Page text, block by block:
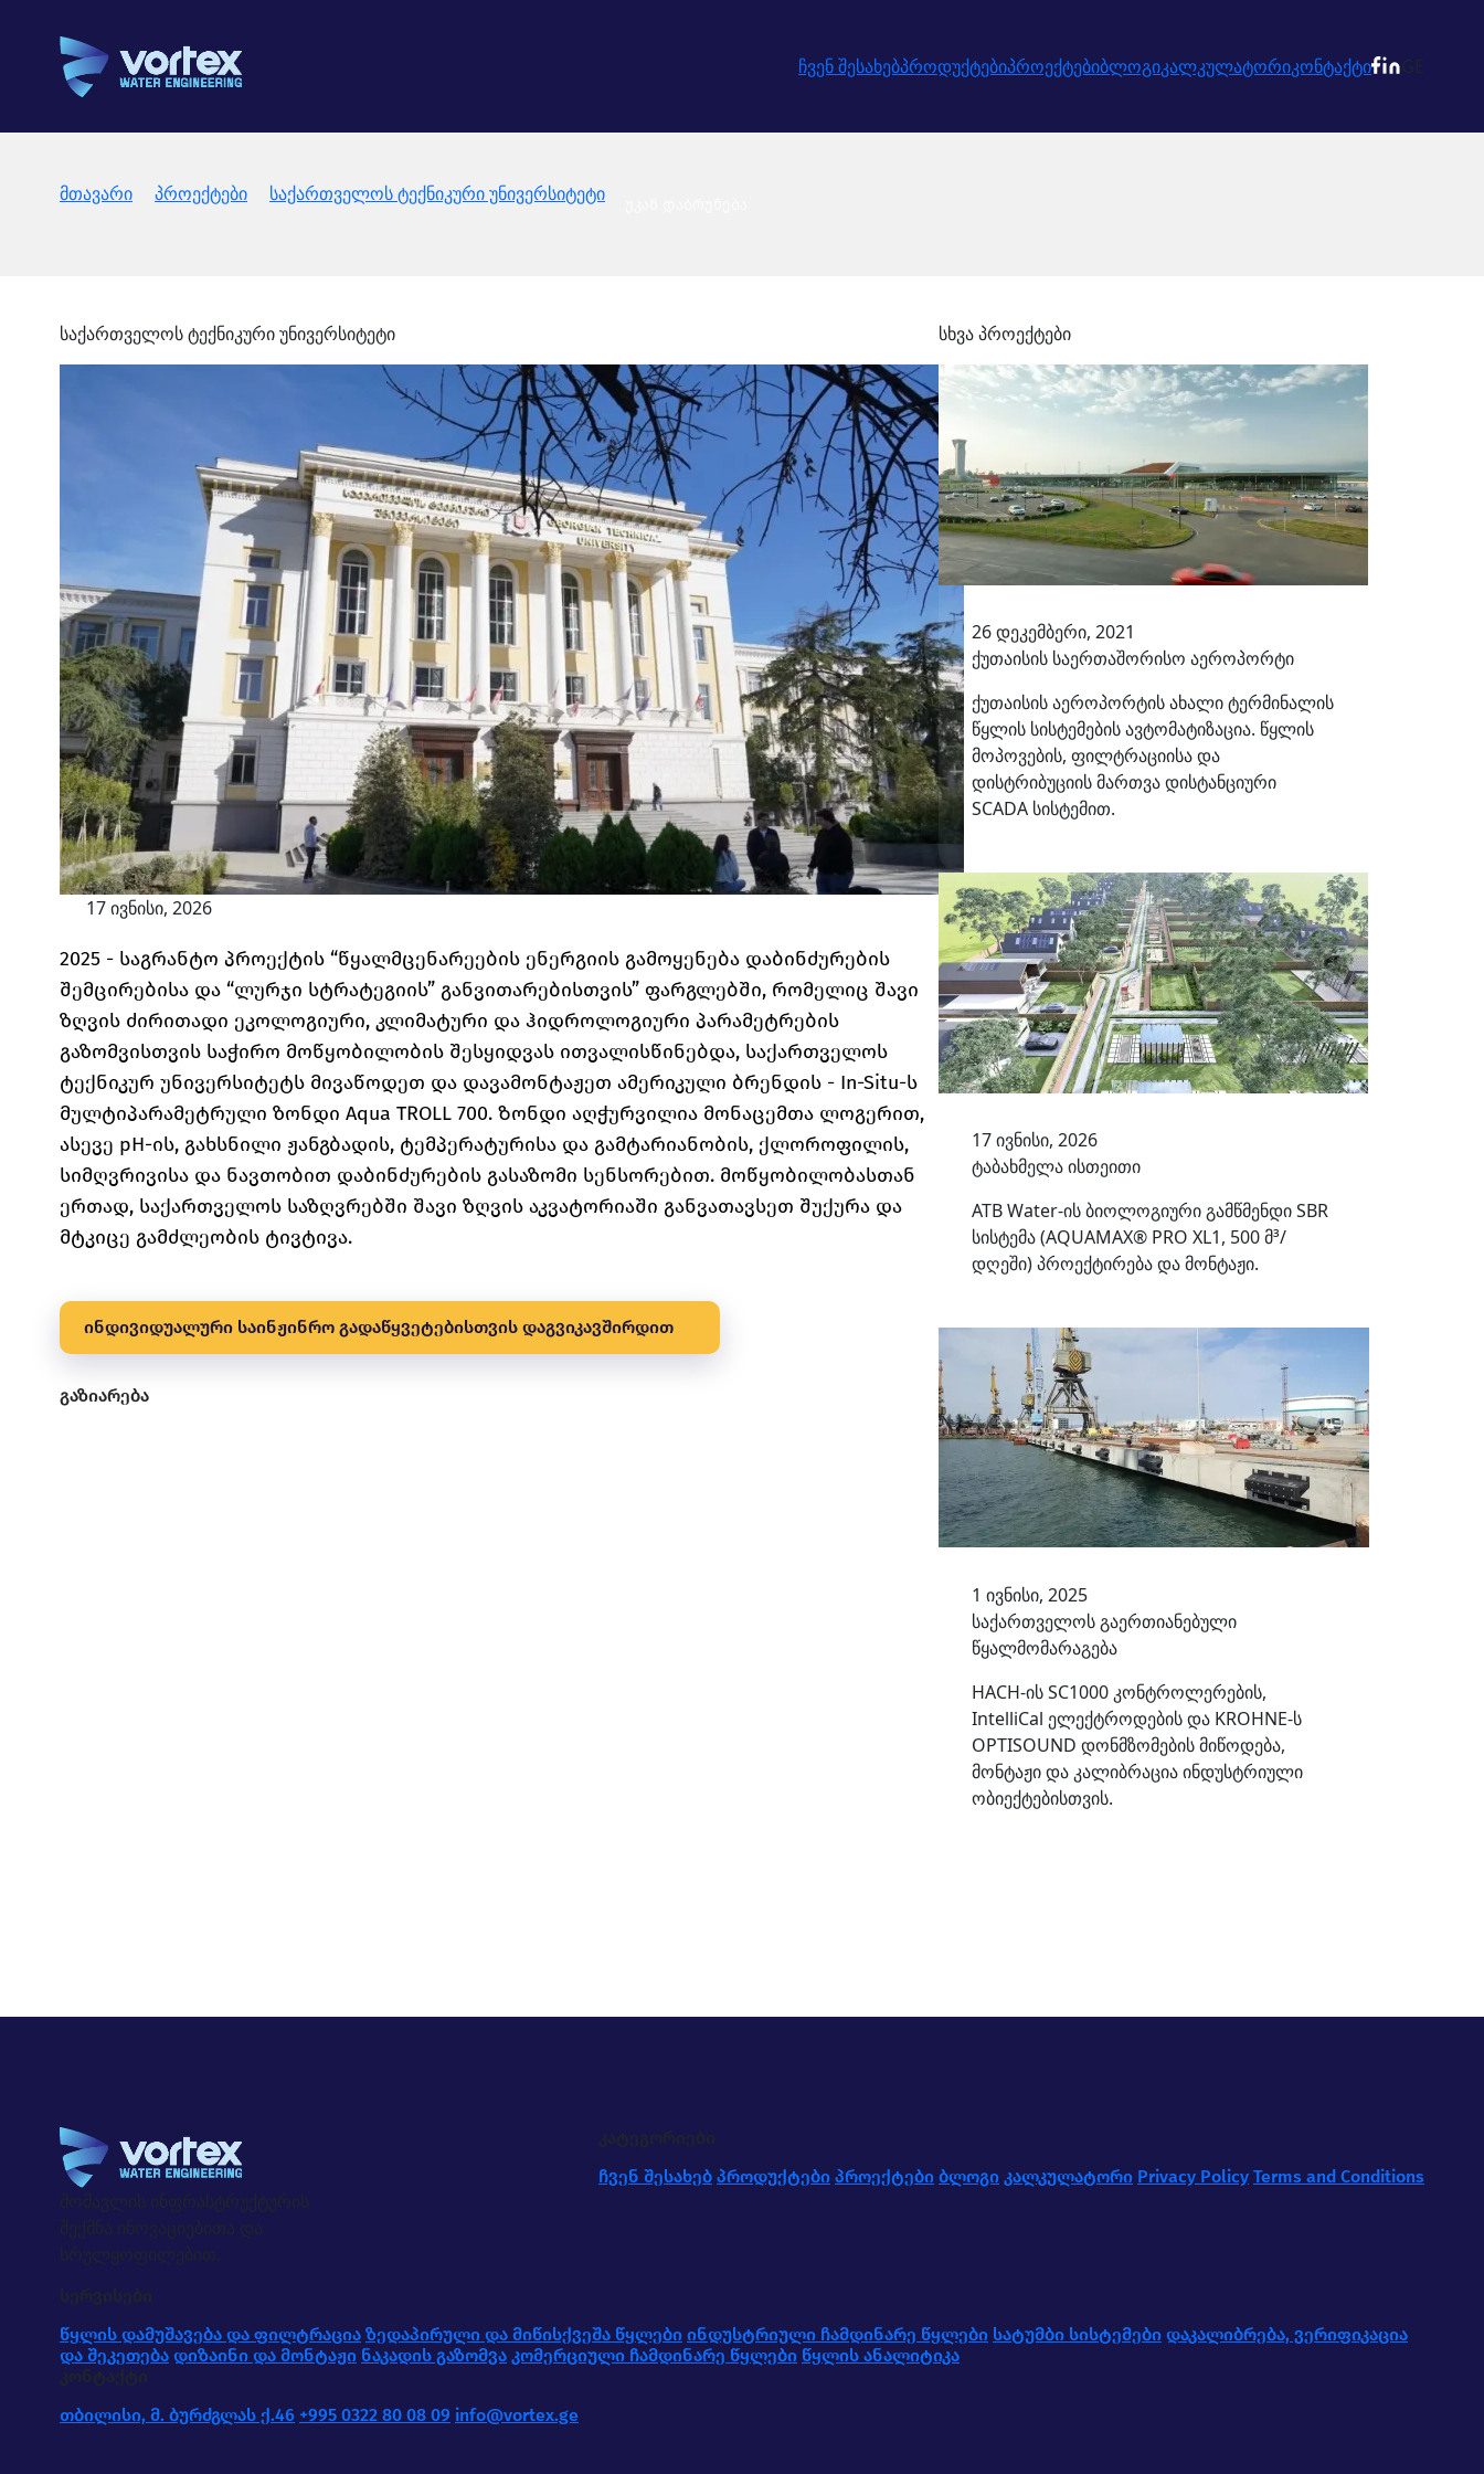
ჩვენ შესახებპროდუქტებიპროექტებიბლოგიკალკულატორიკონტაქტი GE
მთავარი პროექტები საქართველოს ტექნიკური უნივერსიტეტი
საქართველოს ტექნიკური უნივერსიტეტი
17 ივნისი, 2026
2025 - საგრანტო პროექტის “წყალმცენარეების ენერგიის გამოყენება დაბინძურების
შემცირებისა და “ლურჯი სტრატეგიის” განვითარებისთვის” ფარგლებში, რომელიც შავი
ზღვის ძირითადი ეკოლოგიური, კლიმატური და ჰიდროლოგიური პარამეტრების
გაზომვისთვის საჭირო მოწყობილობის შესყიდვას ითვალისწინებდა, საქართველოს
ტექნიკურ უნივერსიტეტს მივაწოდეთ და დავამონტაჟეთ ამერიკული ბრენდის - In-Situ-ს
მულტიპარამეტრული ზონდი Aqua TROLL 700. Ზონდი აღჭურვილია მონაცემთა ლოგერით,
ასევე pH-ის, გახსნილი ჟანგბადის, ტემპერატურისა და გამტარიანობის, ქლოროფილის,
სიმღვრივისა და ნავთობით დაბინძურების გასაზომი სენსორებით. მოწყობილობასთან
ერთად, საქართველოს საზღვრებში შავი ზღვის აკვატორიაში განვათავსეთ შუქურა და
მტკიცე გამძლეობის ტივტივა.
ინდივიდუალური საინჟინრო გადაწყვეტებისთვის დაგვიკავშირდით
გაზიარება
სხვა პროექტები
26 დეკემბერი, 2021
ქუთაისის საერთაშორისო აეროპორტი
ქუთაისის აეროპორტის ახალი ტერმინალის
წყლის სისტემების ავტომატიზაცია. წყლის
მოპოვების, ფილტრაციისა და
დისტრიბუციის მართვა დისტანციური
SCADA სისტემით.
17 ივნისი, 2026
ტაბახმელა ისთეითი
ATB Water-ის ბიოლოგიური გამწმენდი SBR
სისტემა (AQUAMAX® PRO XL1, 500 მ³/
დღეში) პროექტირება და მონტაჟი.
1 ივნისი, 2025
საქართველოს გაერთიანებული
წყალმომარაგება
HACH-ის SC1000 კონტროლერების,
IntelliCal ელექტროდების და KROHNE-ს
OPTISOUND დონმზომების მიწოდება,
მონტაჟი და კალიბრაცია ინდუსტრიული
ობიექტებისთვის.
მომავლის ინფრასტრუქტურის
შექმნა ინოვაციებითა და
სრულყოფილებით.
კატეგორიები
ჩვენ შესახებ პროდუქტები პროექტები ბლოგი კალკულატორი Privacy Policy Terms and Conditions
სერვისები
წყლის დამუშავება და ფილტრაცია ზედაპირული და მიწისქვეშა წყლები ინდუსტრიული ჩამდინარე წყლები სატუმბი სისტემები დაკალიბრება, ვერიფიკაცია
და შეკეთება დიზაინი და მონტაჟი ნაკადის გაზომვა კომერციული ჩამდინარე წყლები წყლის ანალიტიკა
კონტაქტი
თბილისი, მ. ბურძგლას ქ.46 +995 0322 80 08 09 info@vortex.ge